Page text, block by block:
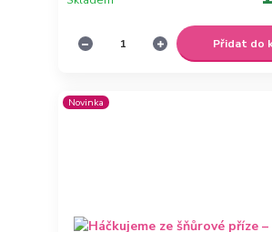
Přidat do
Novinka